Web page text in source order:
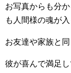
お写真からも分
も人間様の魂が
お友達や家族と
彼が喜んで満足